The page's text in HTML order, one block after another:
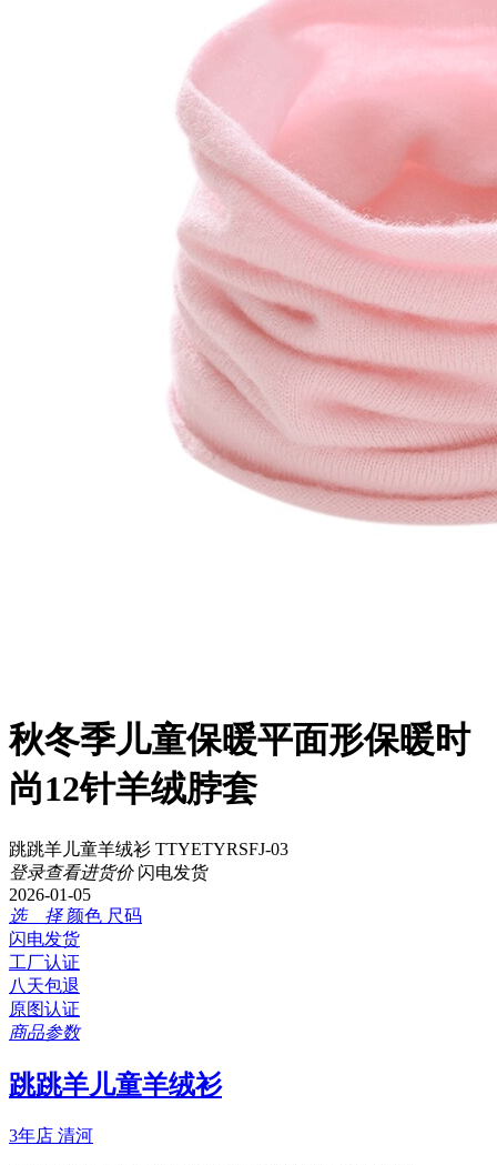
秋冬季儿童保暖平面形保暖时
尚12针羊绒脖套
跳跳羊儿童羊绒衫 TTYETYRSFJ-03
登录查看进货价 闪电发货
2026-01-05
选 择 颜色 尺码
闪电发货
工厂认证
八天包退
原图认证
商品参数
跳跳羊儿童羊绒衫
3年店 清河